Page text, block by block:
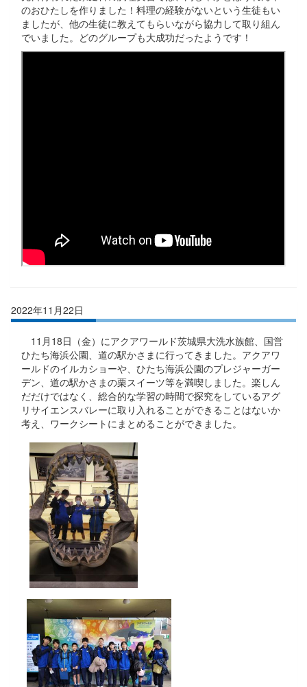
のおひたしを作りました！料理の経験がないという生徒もい
ましたが、他の生徒に教えてもらいながら協力して取り組ん
でいました。どのグループも大成功だったようです！
2022年11月22日
11月18日（金）にアクアワールド茨城県大洗水族館、国営
ひたち海浜公園、道の駅かさまに行ってきました。アクアワ
ールドのイルカショーや、ひたち海浜公園のプレジャーガー
デン、道の駅かさまの栗スイーツ等を満喫しました。楽しん
だだけではなく、総合的な学習の時間で探究をしているアグ
リサイエンスバレーに取り入れることができることはないか
考え、ワークシートにまとめることができました。